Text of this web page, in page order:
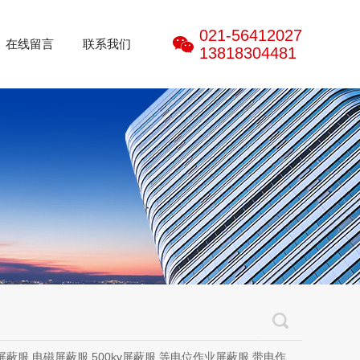
在线留言 联系我们
021-56412027
13818304481
蔽服,500kv屏蔽服,等电位作业屏蔽服,带电作业屏蔽服,防电弧服,电弧服,电弧专用防护服,电位均压服